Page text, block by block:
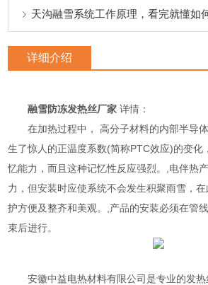
天沟融雪系统工作原理，看完就懂如
详细介绍
融雪防冻发热丝厂家 详情：
在加热过程中， 高分子材料的内部半导
生了惊人的正温度系数(简称PTC效应)的变化
忆能力，而且这种记忆性反应强烈。,电伴热
力，但安装时应使系统不会发生积聚雨雪，
护方便及整齐和美观。,产品的安装必须在管
束后进行。
安徽中益电热材料有限公司是专业的发热